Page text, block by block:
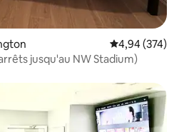
Évaluation
4,94 (374)
jusqu'au NW Stadium)